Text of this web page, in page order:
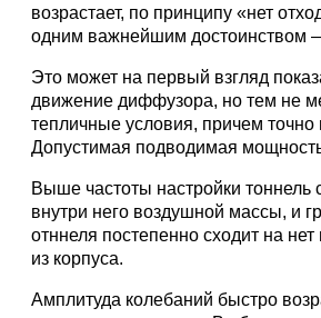
возрастает, по принципу «нет
одним важнейшим достоинством
Это может на первый взгляд
движение диффузора, но тем не
тепличные условия, причем точно
Допустимая подводимая
Выше частоты настройки тоннель
внутри него воздушной массы, и
отннеля постепенно сходит на
из корпуса.
Амплитуда колебаний быстро